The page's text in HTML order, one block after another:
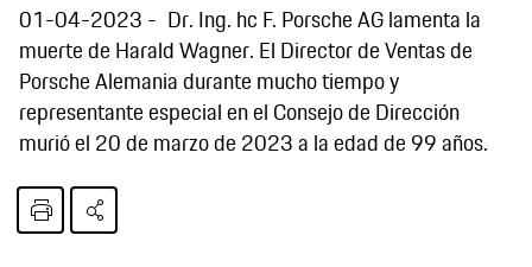
01-04-2023
Dr. Ing. hc F. Porsche AG lamenta la
muerte de Harald Wagner. El Director de Ventas de
Porsche Alemania durante mucho tiempo y
representante especial en el Consejo de Dirección
murió el 20 de marzo de 2023 a la edad de 99 años.